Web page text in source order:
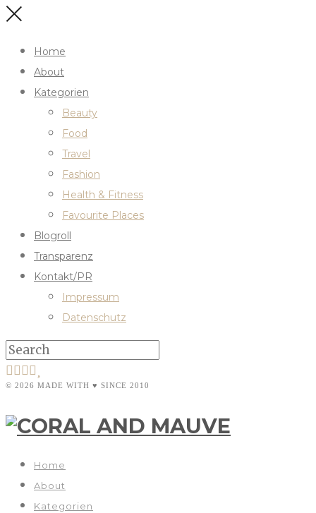
Home
About
Kategorien
Beauty
Food
Travel
Fashion
Health & Fitness
Favourite Places
Blogroll
Transparenz
Kontakt/PR
Impressum
Datenschutz
© 2026 MADE WITH ♥ SINCE 2010
Home
About
Kategorien